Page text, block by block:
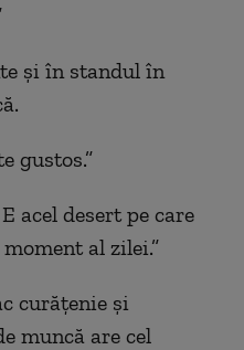
şi în standul în
gustos.”
E acel desert pe care
al zilei.”
curăţenie şi
muncă are cel